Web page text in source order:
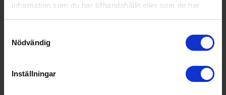
information som du har tillhandahållit eller som de har
samlat in när du har använt deras tjänster.
Nödvändig
Inställningar